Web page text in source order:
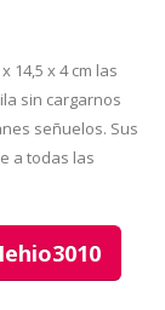
14,5 x 4 cm las
sin cargarnos
señuelos. Sus
a todas las